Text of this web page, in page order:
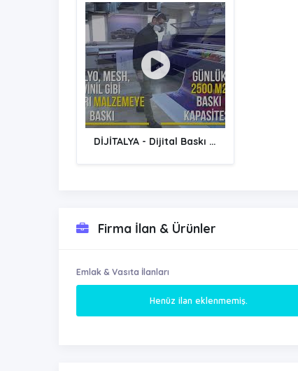
DİJİTALYA - Dijital Baskı Nasıl Yapılır?
Firma İlan & Ürünler
Emlak & Vasıta İlanları
Henüz ilan eklenmemiş.